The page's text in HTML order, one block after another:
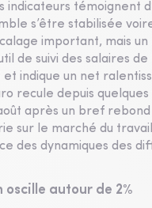
indicateurs témoignent
s’être stabilisée
important, mais
de suivi des salaires
indique un net
recule depuis
après un bref
sur le marché du
des dynamiques des
oscille autour de 2%